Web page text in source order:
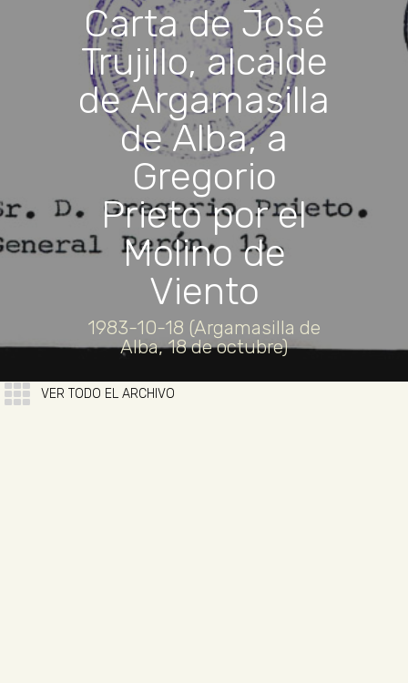
Carta de José
Trujillo, alcalde
de Argamasilla
de Alba, a
Gregorio
Prieto por el
Molino de
Viento
1983-10-18 (Argamasilla de
Alba, 18 de octubre)
VER TODO EL ARCHIVO